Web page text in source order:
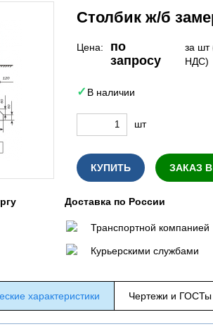
Столбик ж/б
Цена:
по
запросу
за шт
НДС)
В наличии
шт
КУПИТЬ ЗАКАЗ
Доставка по России
Транспортной компанией
Курьерскими службами
характеристики Чертежи и ГОСТы